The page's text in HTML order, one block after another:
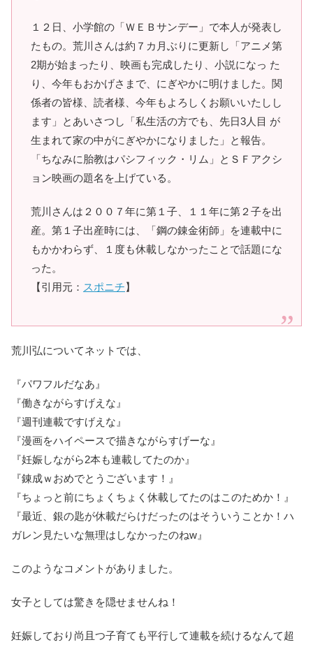
１２日、小学館の「ＷＥＢサンデー」で本人が発表し
たもの。荒川さんは約７カ月ぶりに更新し「アニメ第
2期が始まったり、映画も完成したり、小説になっ た
り、今年もおかげさまで、にぎやかに明けました。関
係者の皆様、読者様、今年もよろしくお願いいたしし
ます」とあいさつし「私生活の方でも、先日3人目 が
生まれて家の中がにぎやかになりました」と報告。
「ちなみに胎教はパシフィック・リム」とＳＦアクシ
ョン映画の題名を上げている。
荒川さんは２００７年に第１子、１１年に第２子を出
産。第１子出産時には、「鋼の錬金術師」を連載中に
もかかわらず、１度も休載しなかったことで話題にな
った。
【引用元： スポニチ】
荒川弘についてネットでは、
『パワフルだなあ』
『働きながらすげえな』
『週刊連載ですげえな』
『漫画をハイペースで描きながらすげーな』
『妊娠しながら2本も連載してたのか』
『錬成ｗおめでとうございます！』
『ちょっと前にちょくちょく休載してたのはこのためか！』
『最近、銀の匙が休載だらけだったのはそういうことか！ハ
ガレン見たいな無理はしなかったのねw』
このようなコメントがありました。
女子としては驚きを隠せませんね！
妊娠しており尚且つ子育ても平行して連載を続けるなんて超